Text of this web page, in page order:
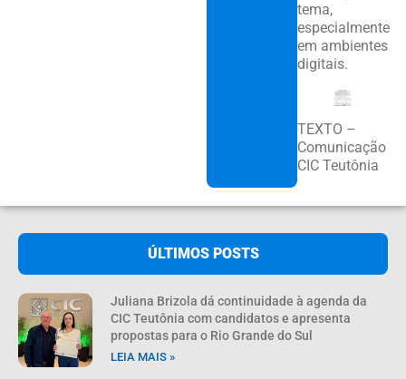
tema,
especialmente
em ambientes
digitais.
TEXTO –
Comunicação
CIC Teutônia
ÚLTIMOS POSTS
Juliana Brizola dá continuidade à agenda da
CIC Teutônia com candidatos e apresenta
propostas para o Rio Grande do Sul
LEIA MAIS »